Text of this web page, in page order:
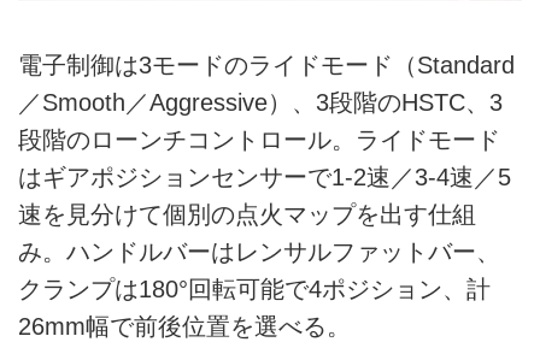
電子制御は3モードのライドモード（Standard
／Smooth／Aggressive）、3段階のHSTC、3
段階のローンチコントロール。ライドモード
はギアポジションセンサーで1-2速／3-4速／5
速を見分けて個別の点火マップを出す仕組
み。ハンドルバーはレンサルファットバー、
クランプは180°回転可能で4ポジション、計
26mm幅で前後位置を選べる。